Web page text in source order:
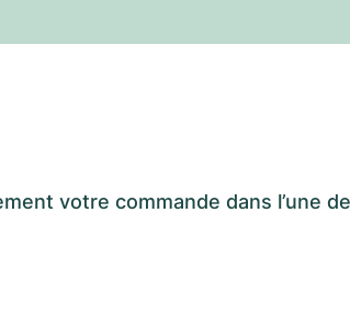
votre commande dans l’une